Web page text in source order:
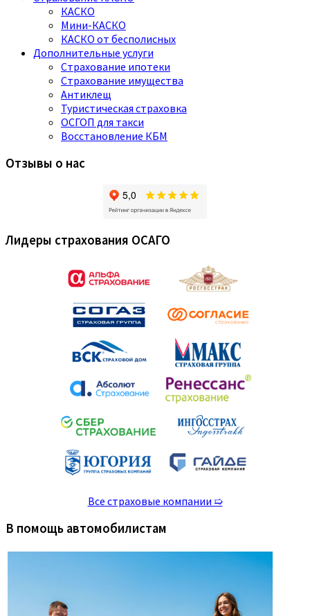
КАСКО
Мини-КАСКО
КАСКО от бесполисных
Дополнительные услуги
Страхование ипотеки
Страхование имущества
Антиклещ
Туристическая страховка
ОСГОП для такси
Восстановление КБМ
Отзывы о нас
Лидеры страхования ОСАГО
Все страховые компании ➯
В помощь автомобилистам